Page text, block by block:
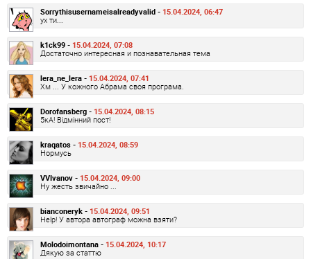
Sorrythisusernameisalreadyvalid - 15.04.2024, 06:47
ух ти...
k1ck99 - 15.04.2024, 07:08
Достаточно интересная и познавательная тема
lera_ne_lera - 15.04.2024, 07:41
Хм ... У кожного Абрама своя програма.
Dorofansberg - 15.04.2024, 08:15
5кА! Відмінний пост!
kraqatos - 15.04.2024, 08:59
Нормусь
VVIvanov - 15.04.2024, 09:00
Ну жесть звичайно ...
bianconeryk - 15.04.2024, 09:51
Help! У автора автограф можна взяти?
Molodoimontana - 15.04.2024, 10:17
Дякую за статтю